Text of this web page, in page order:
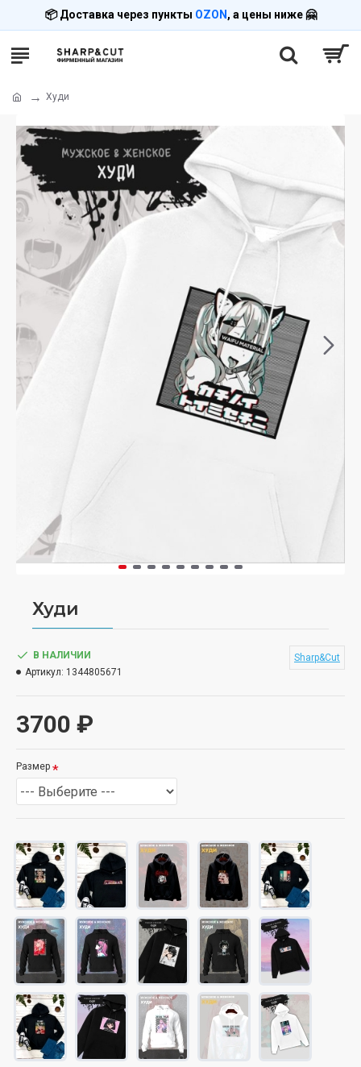
📦 Доставка через пункты OZON , а цены ниже 🤗
Худи
Худи
3700 ₽
В НАЛИЧИИ
Артикул: 1344805671
Sharp&Cut
Размер